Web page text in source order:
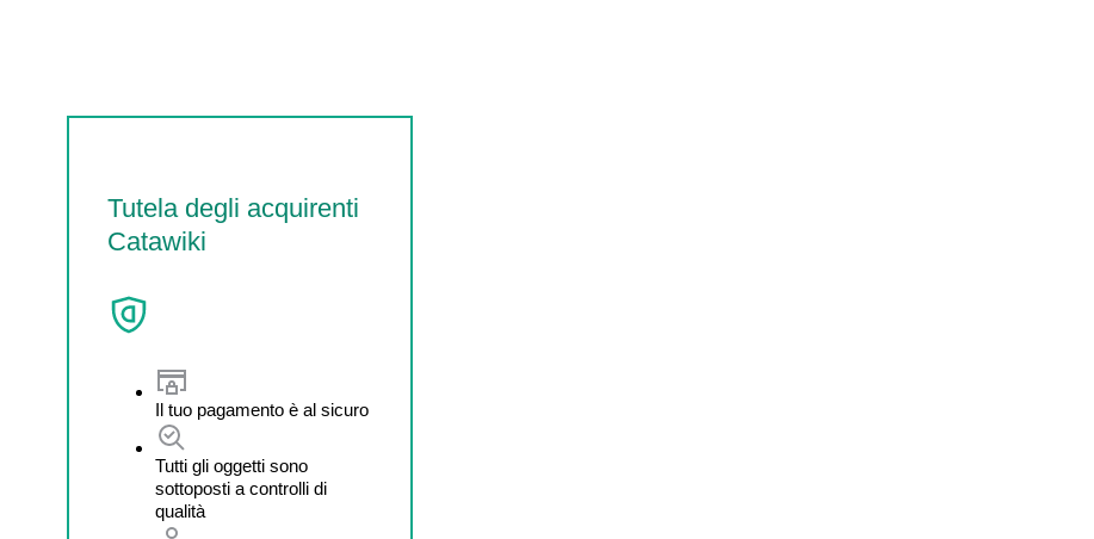
Tutela degli acquirenti
Catawiki
Il tuo pagamento è al sicuro
Tutti gli oggetti sono
sottoposti a controlli di
qualità